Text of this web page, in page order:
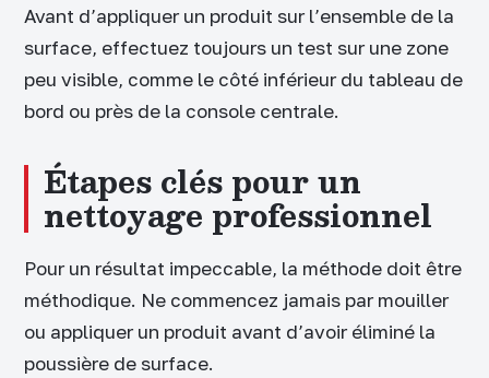
Avant d’appliquer un produit sur l’ensemble de la
surface, effectuez toujours un test sur une zone
peu visible, comme le côté inférieur du tableau de
bord ou près de la console centrale.
Étapes clés pour un
nettoyage professionnel
Pour un résultat impeccable, la méthode doit être
méthodique. Ne commencez jamais par mouiller
ou appliquer un produit avant d’avoir éliminé la
poussière de surface.